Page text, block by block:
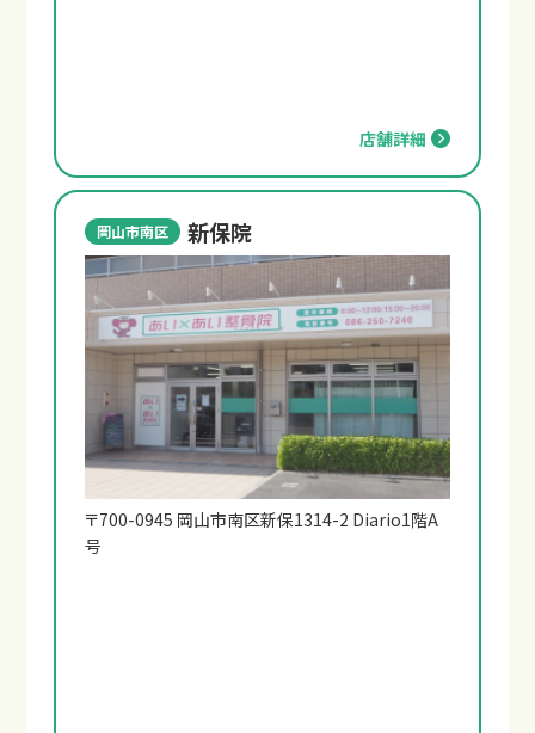
店舗詳細
岡山市南区 新保院
〒700-0945 岡山市南区新保1314-2 Diario1階A
号